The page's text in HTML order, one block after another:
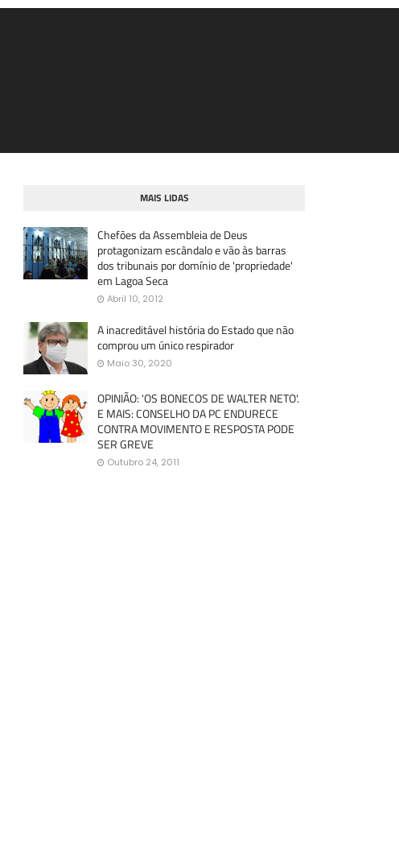
MAIS LIDAS
Chefões da Assembleia de Deus
protagonizam escândalo e vão às barras
dos tribunais por domínio de 'propriedade'
em Lagoa Seca
Abril 10, 2012
A inacreditável história do Estado que não
comprou um único respirador
Maio 30, 2020
OPINIÃO: 'OS BONECOS DE WALTER NETO'.
E MAIS: CONSELHO DA PC ENDURECE
CONTRA MOVIMENTO E RESPOSTA PODE
SER GREVE
Outubro 24, 2011